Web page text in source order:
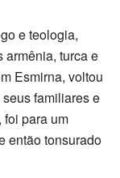
e teologia,
armênia, turca e
Esmirna, voltou
familiares e
para um
então tonsurado